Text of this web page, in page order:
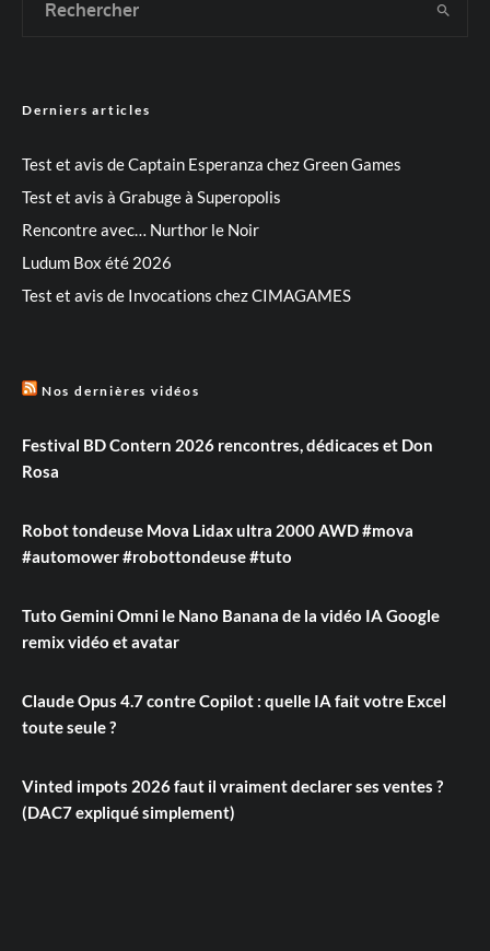
Derniers articles
Test et avis de Captain Esperanza chez Green Games
Test et avis à Grabuge à Superopolis
Rencontre avec… Nurthor le Noir
Ludum Box été 2026
Test et avis de Invocations chez CIMAGAMES
Nos dernières vidéos
Festival BD Contern 2026 rencontres, dédicaces et Don
Rosa
Robot tondeuse Mova Lidax ultra 2000 AWD #mova
#automower #robottondeuse #tuto
Tuto Gemini Omni le Nano Banana de la vidéo IA Google
remix vidéo et avatar
Claude Opus 4.7 contre Copilot : quelle IA fait votre Excel
toute seule ?
Vinted impots 2026 faut il vraiment declarer ses ventes ?
(DAC7 expliqué simplement)